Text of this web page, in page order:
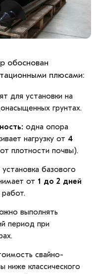
обоснован
плюсами:
для установки на
грунтах.
одна опора
нагрузку от 4
плотности почвы).
установка базового
от 1 до 2 дней
выполнять
период при
свайно-
ниже классического